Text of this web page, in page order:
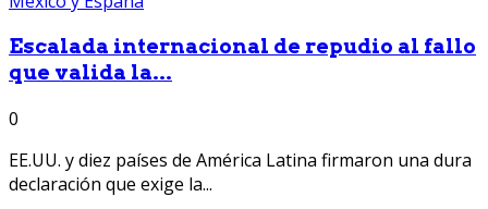
Escalada internacional de repudio al fallo
que valida la...
0
EE.UU. y diez países de América Latina firmaron una dura
declaración que exige la...